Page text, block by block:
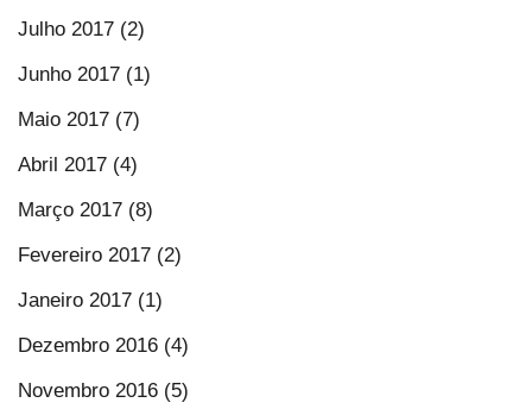
Julho 2017 (2)
Junho 2017 (1)
Maio 2017 (7)
Abril 2017 (4)
Março 2017 (8)
Fevereiro 2017 (2)
Janeiro 2017 (1)
Dezembro 2016 (4)
Novembro 2016 (5)